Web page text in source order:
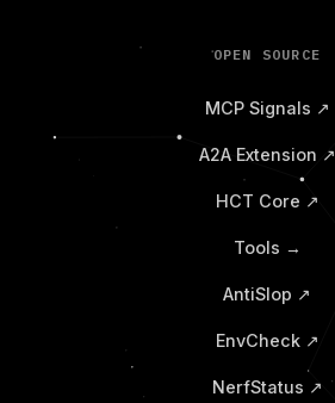
OPEN SOURCE
MCP Signals ↗
A2A Extension ↗
HCT Core ↗
Tools →
AntiSlop ↗
EnvCheck ↗
NerfStatus ↗